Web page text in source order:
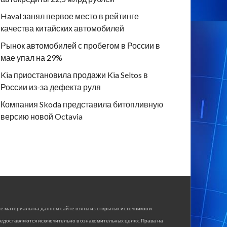
Haval занял первое место в рейтинге
качества китайских автомобилей
Рынок автомобилей с пробегом в России в
мае упал на 29%
Kia приостановила продажи Kia Seltos в
России из-за дефекта руля
Компания Skoda представила битопливную
версию новой Octavia
материалы на данном сайте взяты из открытых источников и
исключительно в ознакомительных целях. Права на